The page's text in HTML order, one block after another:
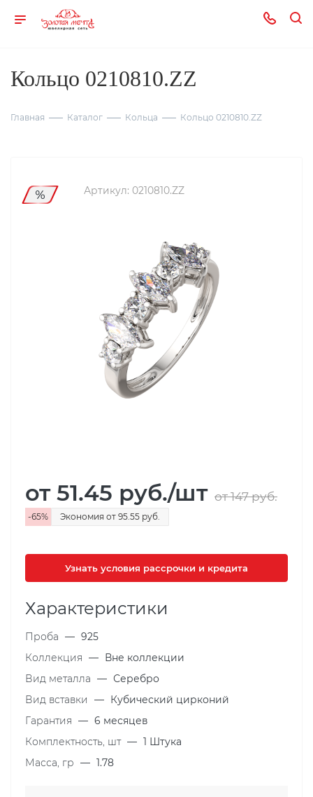
Кольцо 0210810.ZZ
Главная Каталог Кольца Кольцо 0210810.ZZ
Артикул: 0210810.ZZ
от 51.45 руб./шт от 147руб.
-65% Экономия от 95.55 руб.
Узнать условия рассрочки и кредита
Характеристики
Проба — 925
Коллекция — Вне коллекции
Вид металла — Серебро
Вид вставки
— Кубический цирконий
Гарантия — 6 месяцев
Комплектность, шт — 1 Штука
Масса, гр — 1.78